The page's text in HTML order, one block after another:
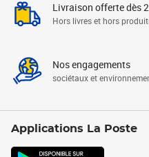
Livraison offerte dès
Hors livres et hors
Nos engagements
sociétaux et
Applications La Poste